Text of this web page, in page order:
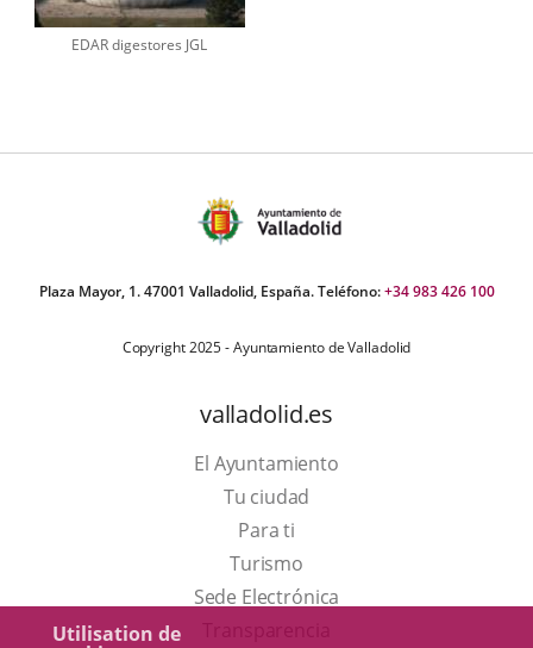
Utilisation de
EDAR digestores JGL
Plaza Mayor, 1. 47001 Valladolid, España. Teléfono:+34 983 426 100
Copyright 2025 - Ayuntamiento de Valladolid
valladolid.es
El Ayuntamiento
Tu ciudad
Para ti
TurismoEste
enlace
Sede Electrónica